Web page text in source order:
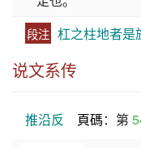
段注 杠之柱地者是
说文系传
推沿反 頁碼：第